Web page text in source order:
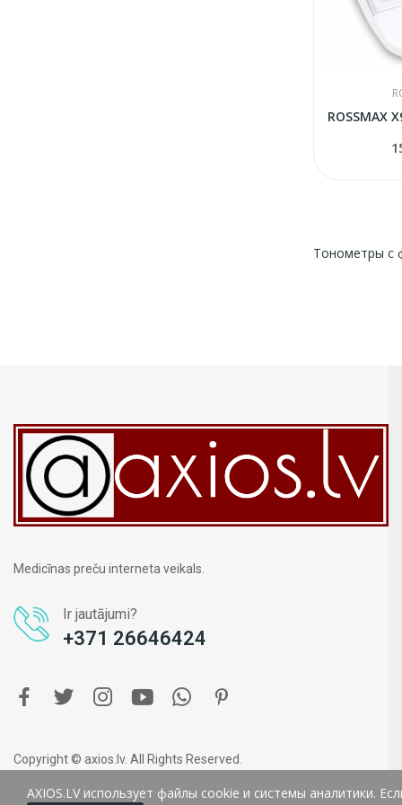
Тонометры с
Medicīnas preču interneta veikals.
Ir jautājumi?
+371 26646424
Copyright © axios.lv. All Rights Reserved.
AXIOS.LV использует файлы cookie и системы аналитики.